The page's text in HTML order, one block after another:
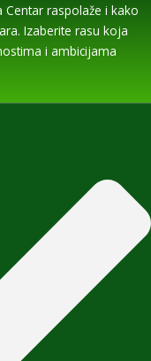
raspolaže i kako
Izaberite rasu koja
i ambicijama